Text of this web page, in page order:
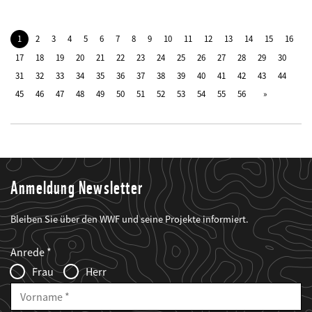
1 2 3 4 5 6 7 8 9 10 11 12 13 14 15
16
17
18 19 20 21 22 23 24 25 26 27 28 29
30
31
32 33 34 35 36 37 38 39 40 41 42 43
44
45
46 47 48 49 50 51 52 53 54 55 56
Anmeldung Newsletter
Bleiben Sie über den WWF und seine Projekte informiert.
Web2Case
Infofelder
Fieldset
anrede_name
Anrede
Frau
Herr
Vorname